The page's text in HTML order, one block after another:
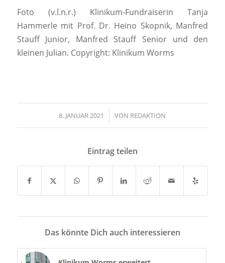
Foto (v.l.n.r.) Klinikum-Fundraiserin Tanja
Hammerle mit Prof. Dr. Heino Skopnik, Manfred
Stauff Junior, Manfred Stauff Senior und den
kleinen Julian. Copyright: Klinikum Worms
8. JANUAR 2021
/ VON REDAKTION
Eintrag teilen
Das könnte Dich auch interessieren